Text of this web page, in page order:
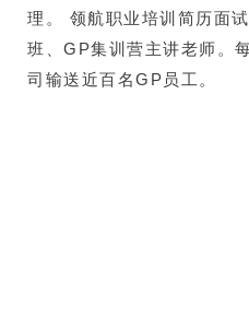
理。 领航职业培训简历面
班、GP集训营主讲老师。
司输送近百名GP员工。